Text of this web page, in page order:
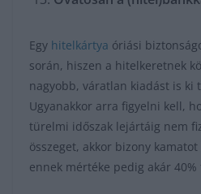
Egy hitelkártya óriási
során, hiszen a hitelkeretnek
nagyobb, váratlan kiadást is ki
Ugyanakkor arra figyelni kell,
türelmi időszak lejártáig nem
összeget, akkor bizony
ennek mértéke pedig akár